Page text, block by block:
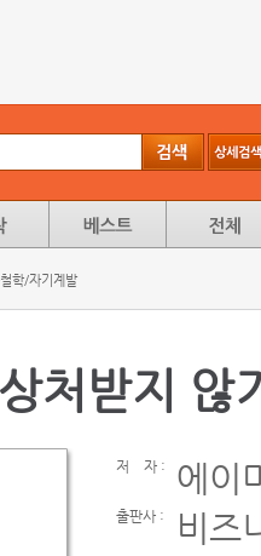
학/자기계발
처받지 않
저 자 : 에이
출판사 : 비즈